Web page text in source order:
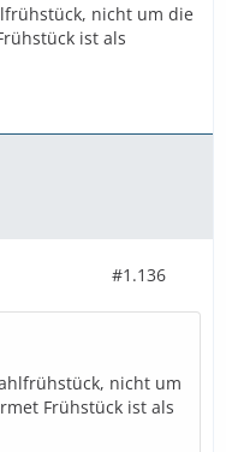
nicht um die
ist als
#1.136
nicht um
Frühstück ist als